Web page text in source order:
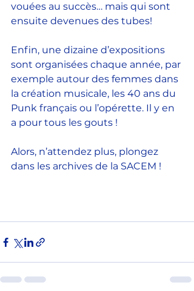
vouées au succès… mais qui sont
ensuite devenues des tubes!
Enfin, une dizaine d’expositions
sont organisées chaque année, par
exemple autour des femmes dans
la création musicale, les 40 ans du
Punk français ou l’opérette. Il y en
a pour tous les gouts !
Alors, n’attendez plus, plongez
dans les archives de la SACEM !